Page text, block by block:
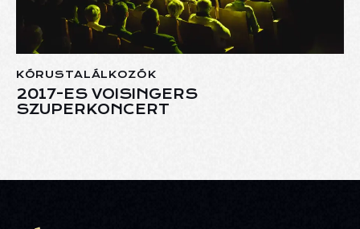
KÓRUSTALÁLKOZÓK
2017-ES VOISINGERS
SZUPERKONCERT